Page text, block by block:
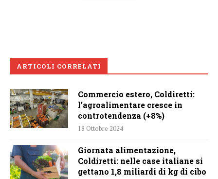
ARTICOLI CORRELATI
Commercio estero, Coldiretti:
l’agroalimentare cresce in
controtendenza (+8%)
18 Ottobre 2024
Giornata alimentazione,
Coldiretti: nelle case italiane si
gettano 1,8 miliardi di kg di cibo